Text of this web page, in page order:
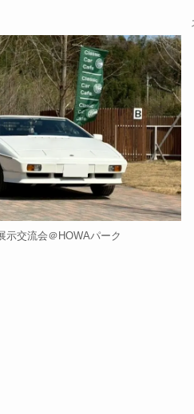
示交流会＠HOWAパーク